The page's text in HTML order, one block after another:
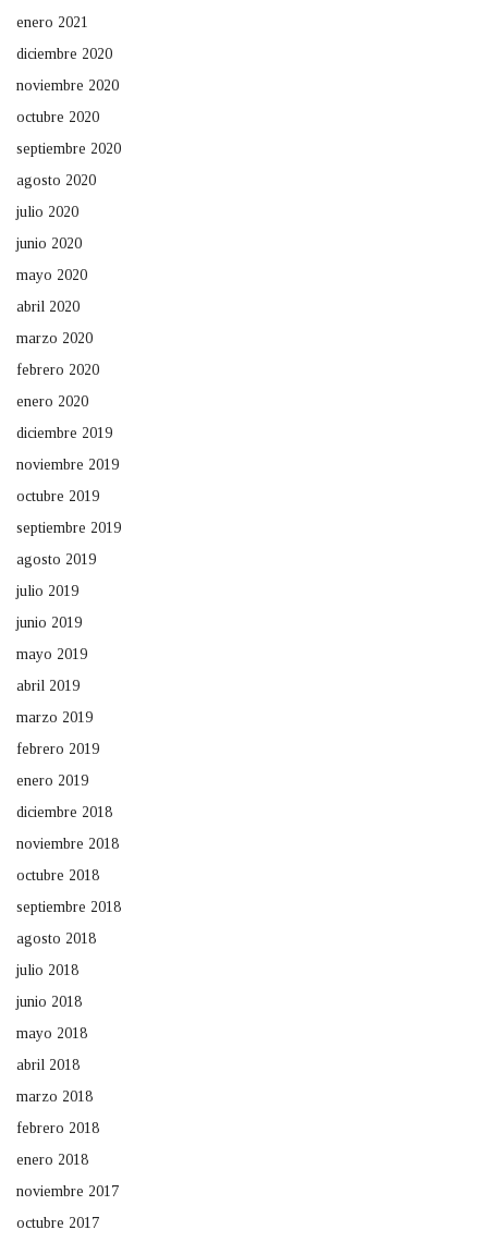
enero 2021
diciembre 2020
noviembre 2020
octubre 2020
septiembre 2020
agosto 2020
julio 2020
junio 2020
mayo 2020
abril 2020
marzo 2020
febrero 2020
enero 2020
diciembre 2019
noviembre 2019
octubre 2019
septiembre 2019
agosto 2019
julio 2019
junio 2019
mayo 2019
abril 2019
marzo 2019
febrero 2019
enero 2019
diciembre 2018
noviembre 2018
octubre 2018
septiembre 2018
agosto 2018
julio 2018
junio 2018
mayo 2018
abril 2018
marzo 2018
febrero 2018
enero 2018
noviembre 2017
octubre 2017